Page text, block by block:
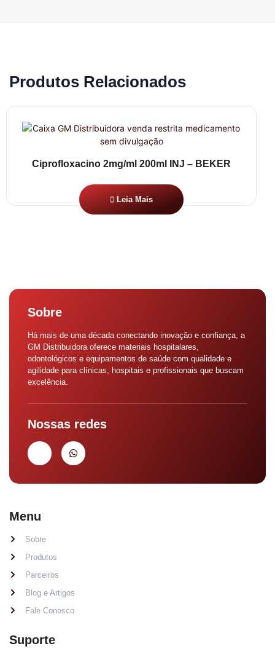
Produtos Relacionados
Ciprofloxacino 2mg/ml 200ml INJ – BEKER
Leia Mais
Sobre
Há mais de uma década conectando inovação e confiança, a
GM Distribuidora oferece materiais hospitalares,
odontológicos e equipamentos de saúde com qualidade e
agilidade para clínicas, hospitais e profissionais que buscam
excelência.
Nossas redes
Menu
Sobre
Produtos
Parceiros
Blog e Artigos
Fale Conosco
Suporte